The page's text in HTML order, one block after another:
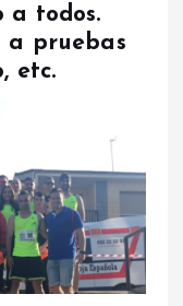
a todos.
a pruebas
etc.